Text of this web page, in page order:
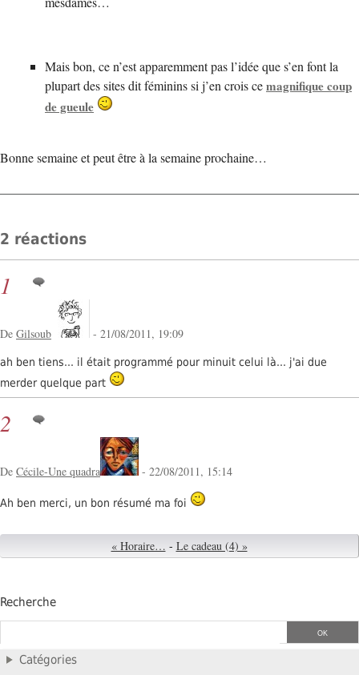
Mais bon, ce n’est apparemment pas l’idée que s’en font la
plupart des sites dit féminins si j’en crois cemagnifique coup
de gueule
Bonne semaine et peut être à la semaine prochaine…
2 réactions
1
De Gilsoub - 21/08/2011, 19:09
ah ben tiens... il était programmé pour minuit celui là... j'ai due
merder quelque part
2
De Cécile-Une quadra - 22/08/2011, 15:14
Ah ben merci, un bon résumé ma foi
« Horaire… - Le cadeau (4) »
Recherche
Catégories